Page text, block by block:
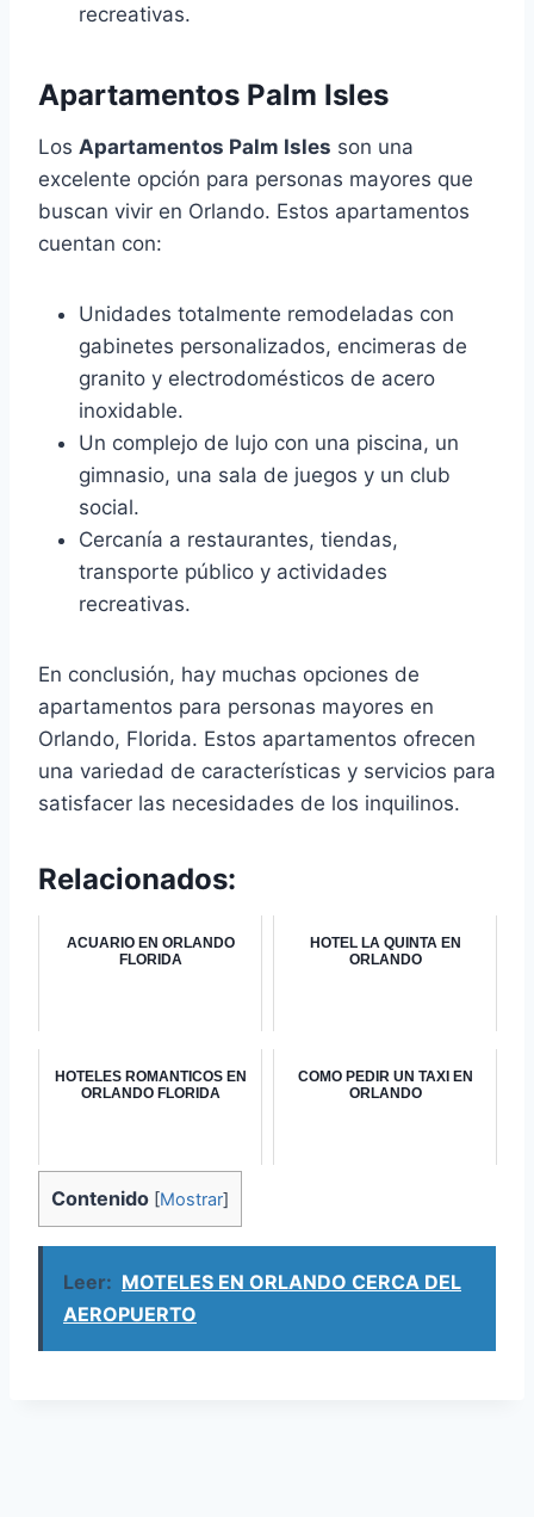
recreativas.
Apartamentos Palm Isles
Los Apartamentos Palm Isles son una
excelente opción para personas mayores que
buscan vivir en Orlando. Estos apartamentos
cuentan con:
Unidades totalmente remodeladas con
gabinetes personalizados, encimeras de
granito y electrodomésticos de acero
inoxidable.
Un complejo de lujo con una piscina, un
gimnasio, una sala de juegos y un club
social.
Cercanía a restaurantes, tiendas,
transporte público y actividades
recreativas.
En conclusión, hay muchas opciones de
apartamentos para personas mayores en
Orlando, Florida. Estos apartamentos ofrecen
una variedad de características y servicios para
satisfacer las necesidades de los inquilinos.
Relacionados:
ACUARIO EN ORLANDO
FLORIDA
HOTEL LA QUINTA EN
ORLANDO
HOTELES ROMANTICOS EN
ORLANDO FLORIDA
COMO PEDIR UN TAXI EN
ORLANDO
Contenido [Mostrar]
Leer: MOTELES EN ORLANDO CERCA DEL
AEROPUERTO